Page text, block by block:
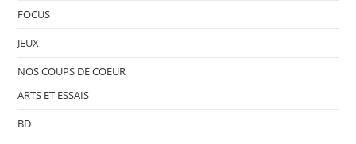
FOCUS
JEUX
NOS COUPS DE COEUR
ARTS ET ESSAIS
BD